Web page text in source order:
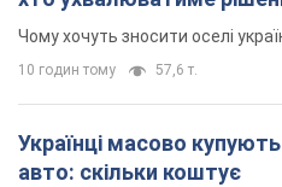
знесення будинків
Чому хочуть зносити оселі
10 годин тому 57,6 т.
Українці масово купують
авто: скільки коштує